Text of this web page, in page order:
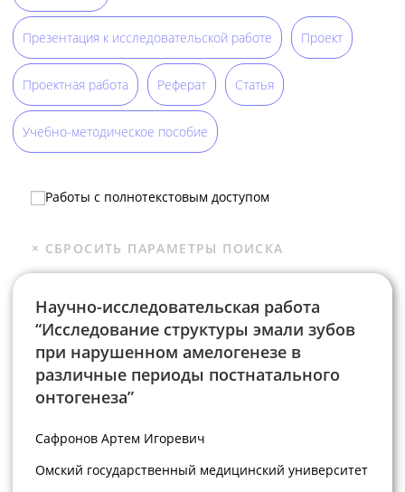
Презентация к исследовательской работе Проект
Проектная работа Реферат Статья
Учебно-методическое пособие
Работы с полнотекстовым доступом
Научно-исследовательская работа
“Исследование структуры эмали зубов
при нарушенном амелогенезе в
различные периоды постнатального
онтогенеза”
Сафронов Артем Игоревич
Омский государственный медицинский университет